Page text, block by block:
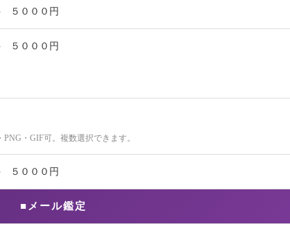
５０００円
５０００円
PNG・GIF可。複数選択できます。
５０００円
■メール鑑定